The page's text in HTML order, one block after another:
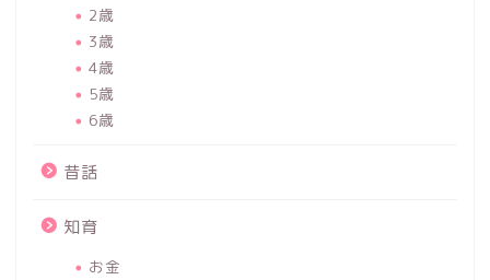
2歳
3歳
4歳
5歳
6歳
昔話
知育
お金